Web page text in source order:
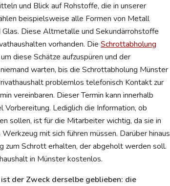
und Blick auf Rohstoffe, die in unserer
beispielsweise alle Formen von Metall
Diese Altmetalle und Sekundärrohstoffe
vorhanden. Die Schrottabholung
diese Schätze aufzuspüren und der
warten, bis die Schrottabholung Münster
problemlos telefonisch Kontakt zur
vereinbaren. Dieser Termin kann innerhalb
Lediglich die Information, ob
sollen, ist für die Mitarbeiter wichtig, da sie in
mit sich führen müssen. Darüber hinaus
zum Schrott erhalten, der abgeholt werden soll.
in Münster kostenlos.
der Zweck derselbe geblieben: die